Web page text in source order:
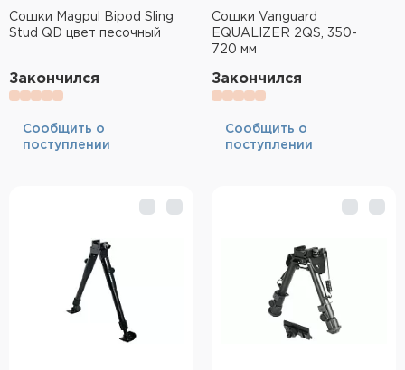
Сошки Magpul Bipod Sling
Stud QD цвет песочный
Закончился
Cообщить о
поступлении
Сошки Vanguard
EQUALIZER 2QS, 350-
720 мм
Закончился
Cообщить о
поступлении